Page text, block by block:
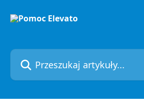
Przeszukaj artykuły...